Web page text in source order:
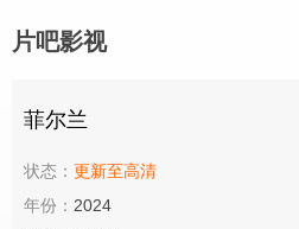
片吧影视
菲尔兰
状态： 更新至高清
年份： 2024